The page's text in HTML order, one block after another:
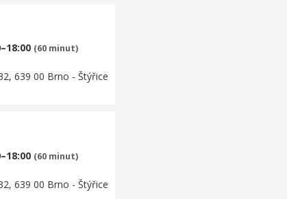
(60 minut)
639 00 Brno - Štýřice
(60 minut)
639 00 Brno - Štýřice